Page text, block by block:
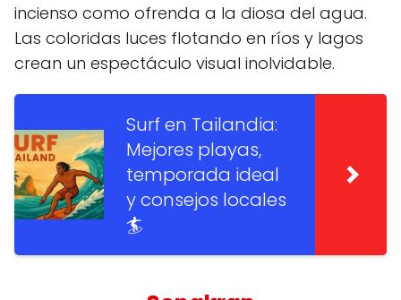
incienso como ofrenda a la diosa del agua.
Las coloridas luces flotando en ríos y lagos
crean un espectáculo visual inolvidable.
Surf en Tailandia:
Mejores playas,
temporada ideal
y consejos locales
🏄